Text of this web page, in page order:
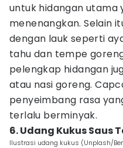
untuk hidangan utama
menenangkan. Selain
dengan lauk seperti
tahu dan tempe
pelengkap hidangan
atau nasi goreng.
penyeimbang rasa
terlalu berminyak.
6. Udang Kukus Saus
Ilustrasi udang kukus (Unplash/